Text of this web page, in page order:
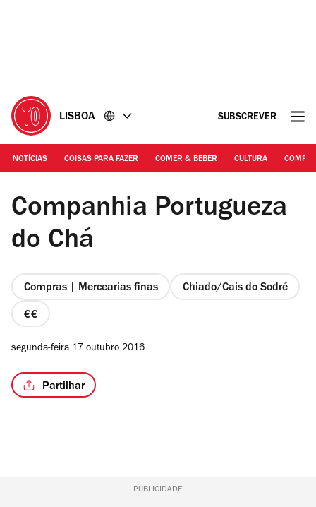
LISBOA SUBSCREVER
NOTÍCIAS COISAS PARA FAZER COMER & BEBER CULTURA
© DR
Companhia Portugueza
do Chá
Compras | Mercearias finas Chiado/Cais do Sodré
preço
4
segunda-feira 17 outubro 2016
Partilhar
PUBLICIDADE